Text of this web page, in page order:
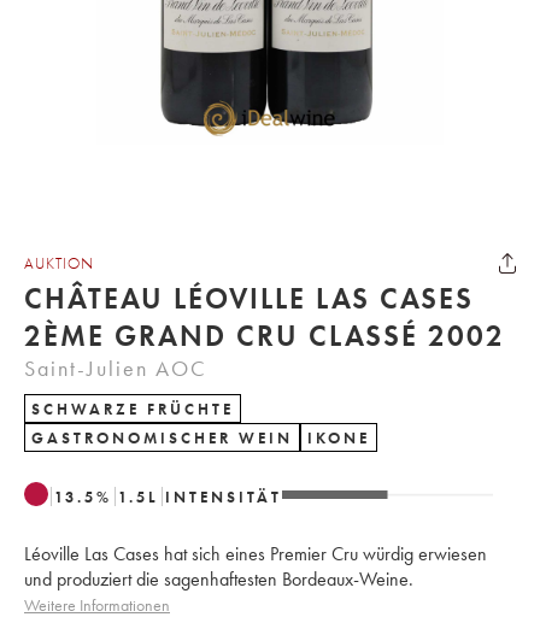
AUKTION
CHÂTEAU LÉOVILLE LAS CASES
2ÈME GRAND CRU CLASSÉ 2002
Saint-Julien AOC
SCHWARZE FRÜCHTE
GASTRONOMISCHER WEIN
IKONE
13.5% 1.5 L INTENSITÄT
Léoville Las Cases hat sich eines Premier Cru würdig erwiesen
und produziert die sagenhaftesten Bordeaux-Weine.
Weitere Informationen